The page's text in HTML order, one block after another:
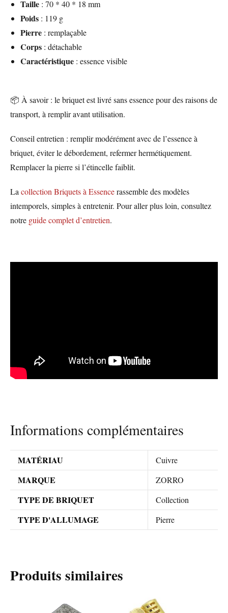
Taille : 70 * 40 * 18 mm
Poids : 119 g
Pierre : remplaçable
Corps : détachable
Caractéristique : essence visible
📦 À savoir : le briquet est livré sans essence pour des raisons de
transport, à remplir avant utilisation.
Conseil entretien : remplir modérément avec de l’essence à
briquet, éviter le débordement, refermer hermétiquement.
Remplacer la pierre si l’étincelle faiblit.
La collection Briquets à Essencerassemble des modèles
intemporels, simples à entretenir. Pour aller plus loin, consultez
notre guide complet d’entretien.
Informations complémentaires
MATÉRIAU Cuivre
MARQUE ZORRO
TYPE DE BRIQUET Collection
TYPE D'ALLUMAGE Pierre
Produits similaires